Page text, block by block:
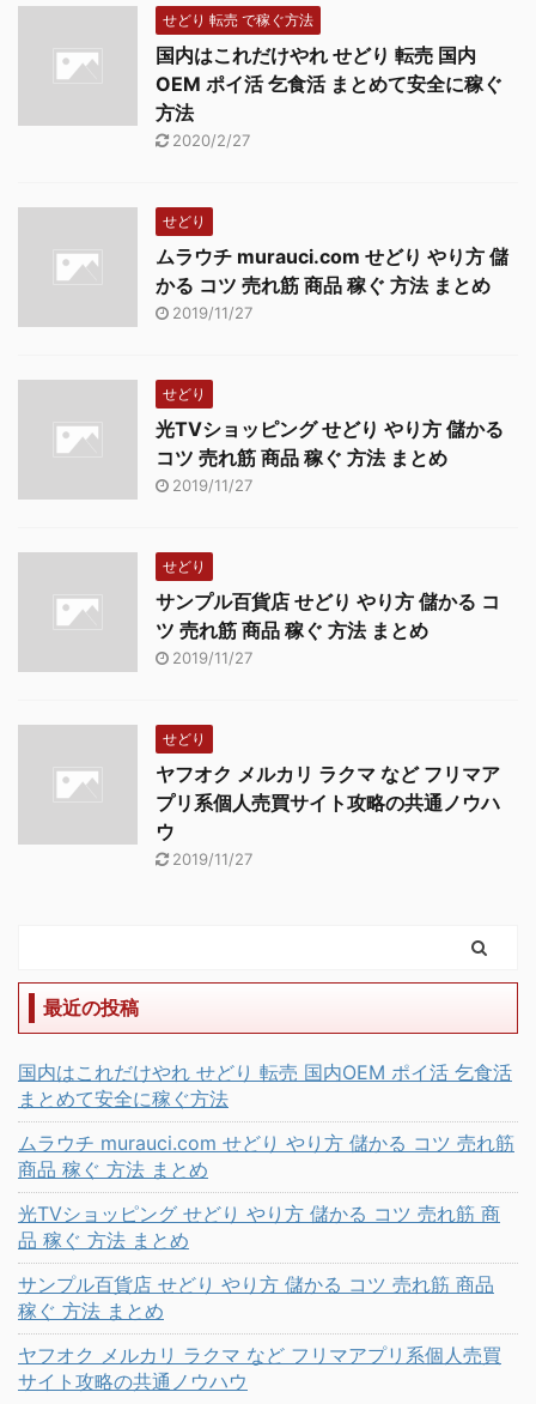
すが、 今日はそんなあ
なたに、ぜひやる気にな
ってもらえるように書い
てますので、お役に立て
たら幸いです。 どうし
どうしたらいいのかな」
と思っているかもしれ
ません。私もかつてはそ
うでした。 &n ...
せどり 転売 で稼ぐ方法
国内はこれだけやれ せどり 転売 国内
OEM ポイ活 乞食活 まとめて安全に稼ぐ
方法
2020/2/27
せどり
ムラウチ murauci.com せどり やり方 儲
かる コツ 売れ筋 商品 稼ぐ 方法 まとめ
2019/11/27
せどり
光TVショッピング せどり やり方 儲かる
コツ 売れ筋 商品 稼ぐ 方法 まとめ
2019/11/27
せどり
サンプル百貨店 せどり やり方 儲かる コ
ツ 売れ筋 商品 稼ぐ 方法 まとめ
2019/11/27
せどり
ヤフオク メルカリ ラクマ など フリマア
プリ系個人売買サイト攻略の共通ノウハ
ウ
2019/11/27
最近の投稿
国内はこれだけやれ せどり 転売 国内OEM ポイ活 乞食活
まとめて安全に稼ぐ方法
ムラウチ murauci.com せどり やり方 儲かる コツ 売れ筋
商品 稼ぐ 方法 まとめ
光TVショッピング せどり やり方 儲かる コツ 売れ筋 商
品 稼ぐ 方法 まとめ
サンプル百貨店 せどり やり方 儲かる コツ 売れ筋 商品
稼ぐ 方法 まとめ
ヤフオク メルカリ ラクマ など フリマアプリ系個人売買
サイト攻略の共通ノウハウ